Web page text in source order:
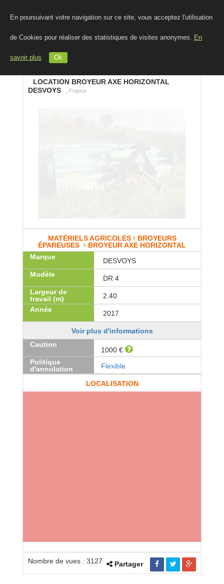
En poursuivant votre navigation sur ce site, vous acceptez l'utilisation
de Cookies pour réaliser des statistiques de visites anonymes. En
savoir plus Ok
LOCATION BROYEUR AXE HORIZONTAL
DESVOYS
, France
MATÉRIELS AGRICOLES BROYEURS
ÉPAREUSES
BROYEUR AXE HORIZONTAL
Marque
DESVOYS
Modèle
DR 4
Largeur de
travail (m)
2.40
Année
2017
Voir plus d'informations
Caution
1000 €
Politique
d'annulation
Flexible
LOCALISATION
Nombre de vues : 3127 Partager